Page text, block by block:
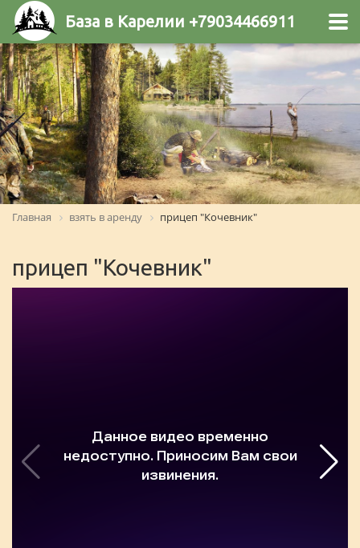
База в Карелии +79034466911
Главная взять в аренду прицеп "Кочевник"
прицеп "Кочевник"